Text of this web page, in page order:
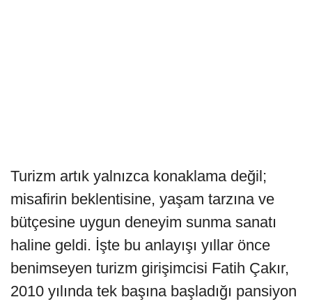
Turizm artık yalnızca konaklama değil;
misafirin beklentisine, yaşam tarzına ve
bütçesine uygun deneyim sunma sanatı
haline geldi. İşte bu anlayışı yıllar önce
benimseyen turizm girişimcisi Fatih Çakır,
2010 yılında tek başına başladığı pansiyon